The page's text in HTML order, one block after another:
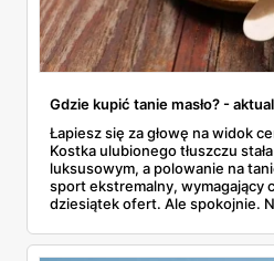
Gdzie kupić tanie masło? -
Łapiesz się za głowę na widok
Kostka ulubionego tłuszczu
luksusowym, a polowanie na
sport ekstremalny, wymagający
dziesiątek ofert. Ale spokojnie.
największych sklepów, od
podpowiemy, jak skutecznie